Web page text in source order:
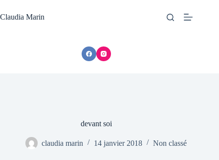
au
contenu
Claudia Marin
devant soi
claudia marin 14 janvier 2018 Non classé